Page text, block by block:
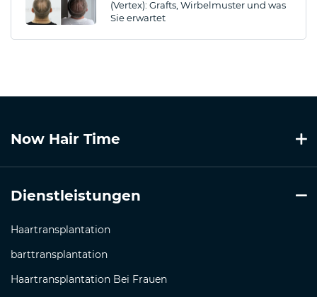
(Vertex): Grafts, Wirbelmuster und was
Sie erwartet
Now Hair Time
Dienstleistungen
Haartransplantation
barttransplantation
Haartransplantation Bei Frauen